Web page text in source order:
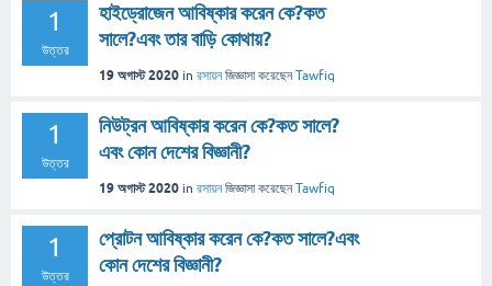
1
উত্তর
হাইড্রোজেন আবিষ্কার করেন কে?কত
সালে?এবং তার বাড়ি কোথায়?
19 অগাস্ট 2020 in রসায়ন জিজ্ঞাসা করেছেনTawfiq
1
উত্তর
নিউট্রন আবিষ্কার করেন কে?কত সালে?
এবং কোন দেশের বিজ্ঞানী?
19 অগাস্ট 2020 in রসায়ন জিজ্ঞাসা করেছেনTawfiq
1
উত্তর
প্রোটন আবিষ্কার করেন কে?কত সালে?এবং
কোন দেশের বিজ্ঞানী?